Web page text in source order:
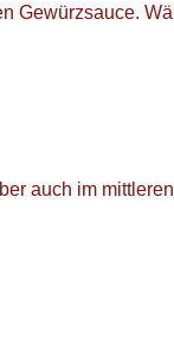
Gewürzsauce.
auch im